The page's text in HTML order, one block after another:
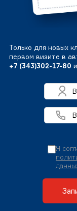
Только для новых
первом визите в
+7 (343)302-17-80
Я